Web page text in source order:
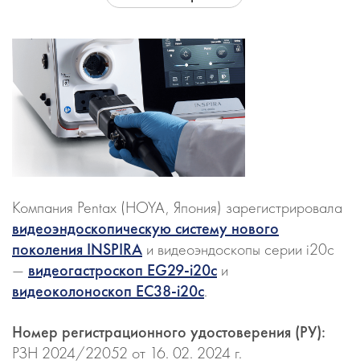
Компания Pentax (HOYA, Япония) зарегистрировала
видеоэндоскопическую систему нового
поколения INSPIRA и видеоэндоскопы серии i20c
— видеогастроскоп EG29-i20c и
видеоколоноскоп EC38-i20c.
Номер регистрационного удостоверения (РУ):
РЗН 2024/22052 от 16. 02. 2024 г.